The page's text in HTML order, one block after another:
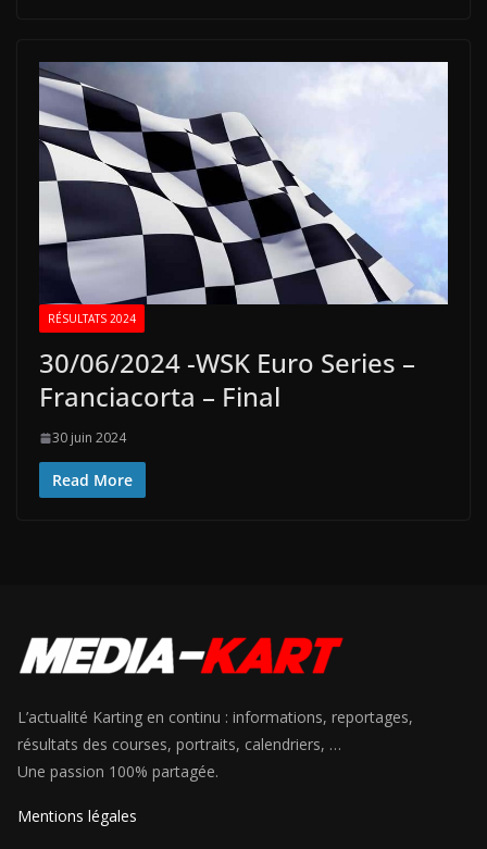
RÉSULTATS 2024
30/06/2024 -WSK Euro Series –
Franciacorta – Final
30 juin 2024
Read More
L’actualité Karting en continu : informations, reportages,
résultats des courses, portraits, calendriers, …
Une passion 100% partagée.
Mentions légales